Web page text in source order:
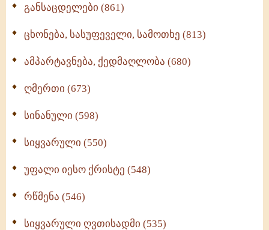
განსაცდელები (861)
ცხონება, სასუფეველი, სამოთხე (813)
ამპარტავნება, ქედმაღლობა (680)
ღმერთი (673)
სინანული (598)
სიყვარული (550)
უფალი იესო ქრისტე (548)
რწმენა (546)
სიყვარული ღვთისადმი (535)